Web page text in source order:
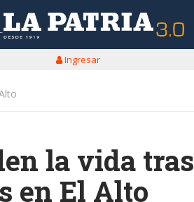
Ingresar
la vida tras
en El Alto